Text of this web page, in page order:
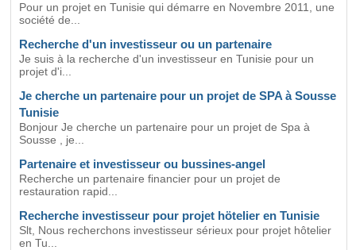
Pour un projet en Tunisie qui démarre en Novembre 2011, une
société de...
Recherche d'un investisseur ou un partenaire
Je suis à la recherche d'un investisseur en Tunisie pour un
projet d'i...
Je cherche un partenaire pour un projet de SPA à Sousse
Tunisie
Bonjour Je cherche un partenaire pour un projet de Spa à
Sousse , je...
Partenaire et investisseur ou bussines-angel
Recherche un partenaire financier pour un projet de
restauration rapid...
Recherche investisseur pour projet hötelier en Tunisie
Slt, Nous recherchons investisseur sérieux pour projet hôtelier
en Tu...